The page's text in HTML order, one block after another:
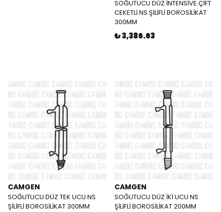
SOĞUTUCU DÜZ İNTENSİVE ÇİFT
CEKETLİ NS ŞİLİFLİ BOROSİLİKAT
300MM
₺ 3,386.63
CAMGEN
SOĞUTUCU DÜZ TEK UCU NS
ŞİLİFLİ BOROSİLİKAT 300MM
CAMGEN
SOĞUTUCU DÜZ İKİ UCU NS
ŞİLİFLİ BOROSİLİKAT 200MM